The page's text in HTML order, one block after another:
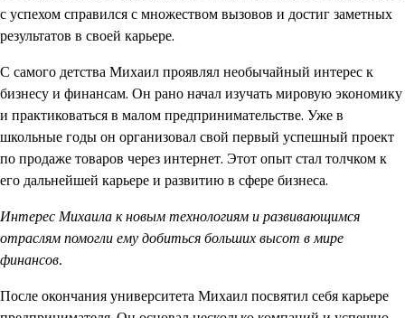
с успехом справился с множеством вызовов и достиг заметных
результатов в своей карьере.
С самого детства Михаил проявлял необычайный интерес к
бизнесу и финансам. Он рано начал изучать мировую экономику
и практиковаться в малом предпринимательстве. Уже в
школьные годы он организовал свой первый успешный проект
по продаже товаров через интернет. Этот опыт стал толчком к
его дальнейшей карьере и развитию в сфере бизнеса.
Интерес Михаила к новым технологиям и развивающимся
отраслям помогли ему добиться больших высот в мире
финансов.
После окончания университета Михаил посвятил себя карьере